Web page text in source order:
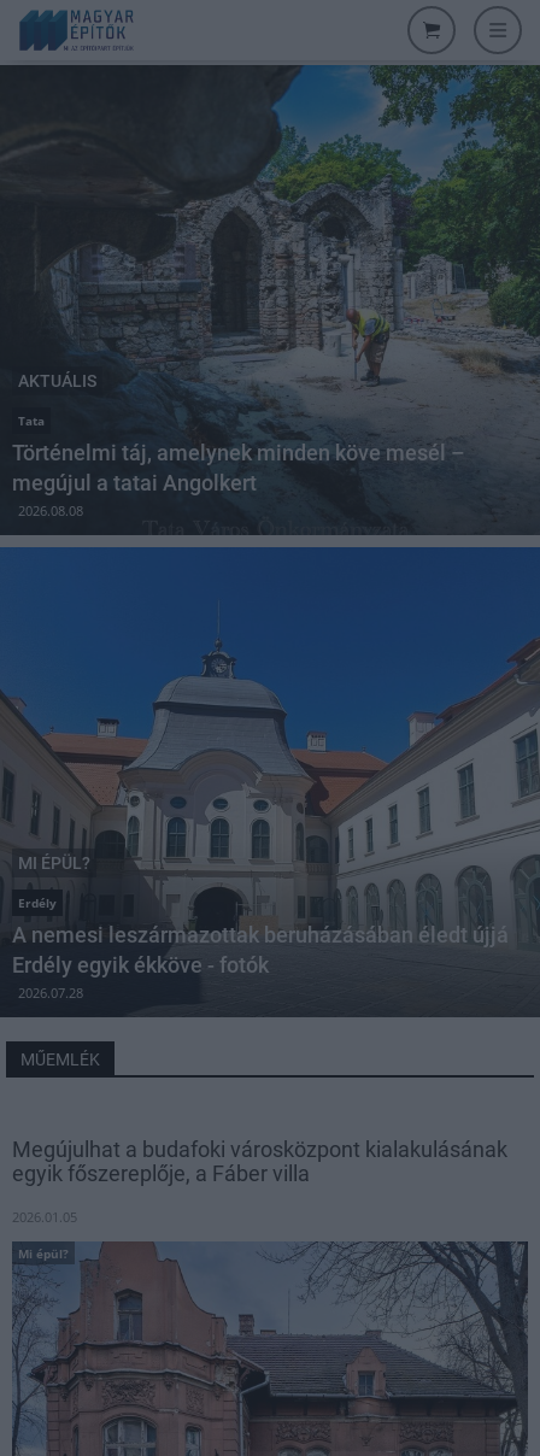
AKTUÁLIS
Tata
Történelmi táj, amelynek minden köve mesél –
megújul a tatai Angolkert
2026.08.08
MI ÉPÜL?
Erdély
A nemesi leszármazottak beruházásában éledt újjá
Erdély egyik ékköve - fotók
2026.07.28
MŰEMLÉK
Megújulhat a budafoki városközpont kialakulásának
egyik főszereplője, a Fáber villa
2026.01.05
Mi épül?